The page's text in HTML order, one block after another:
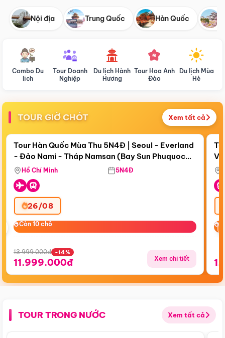
Nội địa Trung Quốc Hàn Quốc
Combo Du
lịch
Tour Doanh
Nghiệp
Du lịch Hành
Hương
Tour Hoa Anh
Đào
Du lịch Mùa
Hè
TOUR GIỜ CHÓT Xem tất cả
Còn19 ngày 17:32:29
Điểm nổi bật
Tour Hàn Quốc Mùa Thu 5N4Đ | Seoul - Everland
- Đảo Nami - Tháp Namsan (Bay Sun Phuquoc
Airways)
Hồ Chí Minh 5N4Đ
26/08
Còn 10 chỗ
Còn 10 chỗ
13.999.000đ -14%
11.999.000đ Xem chi tiết
TOUR TRONG NƯỚC Xem tất cả
Điểm nổi bật